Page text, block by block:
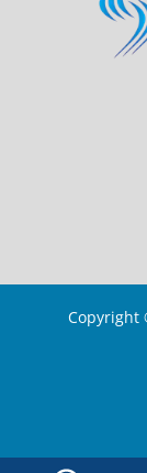
Copyright